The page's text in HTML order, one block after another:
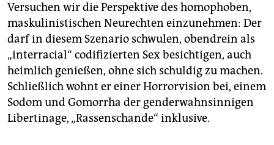
Versuchen wir die Perspektive des homophoben,
maskulinistischen Neurechten einzunehmen: Der
darf in diesem Szenario schwulen, obendrein als
„interracial“ codifizierten Sex besichtigen, auch
heimlich genießen, ohne sich schuldig zu machen.
Schließlich wohnt er einer Horrorvision bei, einem
Sodom und Gomorrha der genderwahnsinnigen
Libertinage, „Rassenschande“ inklusive.